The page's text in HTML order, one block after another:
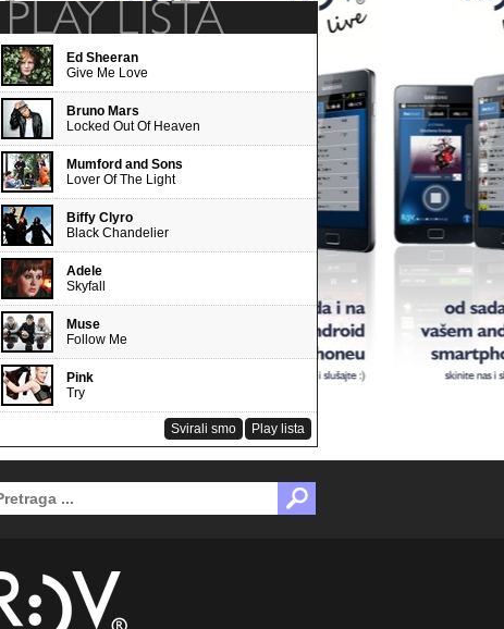
Ed Sheeran
Give Me Love
Bruno Mars
Locked Out Of Heaven
Mumford and Sons
Lover Of The Light
Biffy Clyro
Black Chandelier
Adele
Skyfall
Muse
Follow Me
Pink
Try
Play lista
Svirali smo